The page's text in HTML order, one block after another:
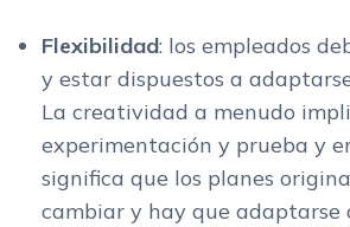
Flexibilidad: los empleados
y estar dispuestos a
La creatividad a menudo
experimentación y prueba y
significa que los planes
cambiar y hay que adaptarse